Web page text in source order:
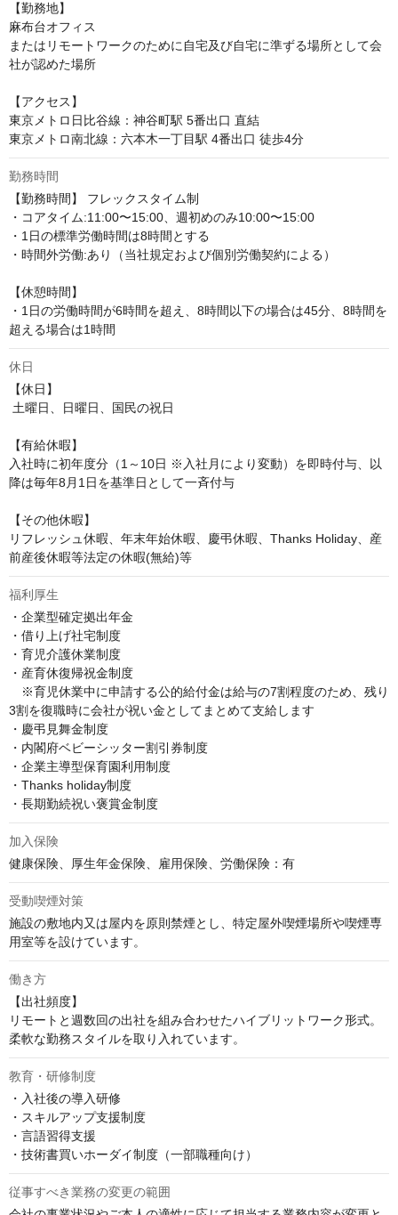
【勤務地】
麻布台オフィス
またはリモートワークのために自宅及び自宅に準ずる場所として会
社が認めた場所
【アクセス】
東京メトロ日比谷線：神谷町駅 5番出口 直結
東京メトロ南北線：六本木一丁目駅 4番出口 徒歩4分
勤務時間
【勤務時間】 フレックスタイム制
・コアタイム:11:00〜15:00、週初めのみ10:00〜15:00
・1日の標準労働時間は8時間とする
・時間外労働:あり（当社規定および個別労働契約による）
【休憩時間】
・1日の労働時間が6時間を超え、8時間以下の場合は45分、8時間を
超える場合は1時間
休日
【休日】
【有給休暇】
入社時に初年度分（1～10日 ※入社月により変動）を即時付与、以
降は毎年8月1日を基準日として一斉付与
【その他休暇】
リフレッシュ休暇、年末年始休暇、慶弔休暇、Thanks Holiday、産
前産後休暇等法定の休暇(無給)等
福利厚生
・企業型確定拠出年金
・借り上げ社宅制度
・育児介護休業制度
・産育休復帰祝金制度
※育児休業中に申請する公的給付金は給与の7割程度のため、残り
3割を復職時に会社が祝い金としてまとめて支給します
・慶弔見舞金制度
・内閣府ベビーシッター割引券制度
・企業主導型保育園利用制度
・Thanks holiday制度
・長期勤続祝い褒賞金制度
加入保険
健康保険、厚生年金保険、雇用保険、労働保険：有
受動喫煙対策
施設の敷地内又は屋内を原則禁煙とし、特定屋外喫煙場所や喫煙専
用室等を設けています。
働き方
【出社頻度】
リモートと週数回の出社を組み合わせたハイブリットワーク形式。
柔軟な勤務スタイルを取り入れています。
教育・研修制度
・入社後の導入研修
・スキルアップ支援制度
・言語習得支援
・技術書買いホーダイ制度（一部職種向け）
従事すべき業務の変更の範囲